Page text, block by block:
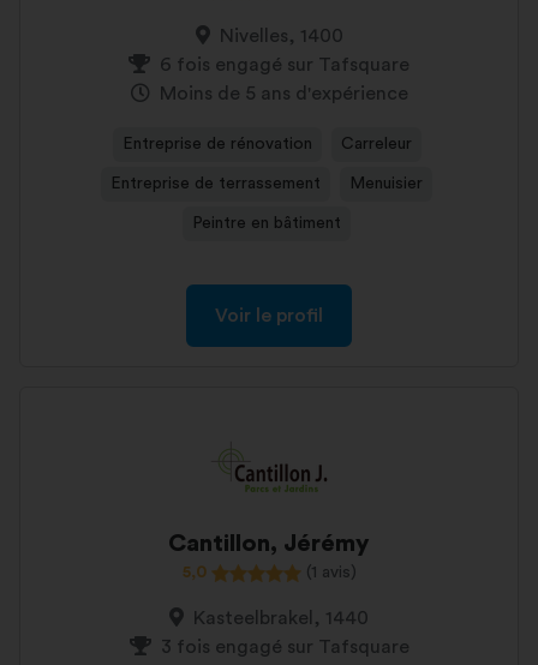
Nivelles, 1400
6 fois engagé sur Tafsquare
Moins de 5 ans d'expérience
Entreprise de rénovation Carreleur
Entreprise de terrassement Menuisier
Peintre en bâtiment
Voir le profil
Cantillon, Jérémy
5,0 (1 avis)
Kasteelbrakel, 1440
3 fois engagé sur Tafsquare